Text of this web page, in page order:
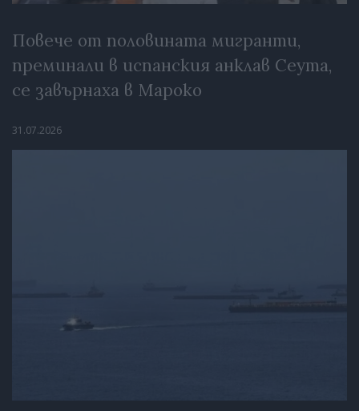
Повече от половината мигранти,
преминали в испанския анклав Сеута,
се завърнаха в Мароко
31.07.2026